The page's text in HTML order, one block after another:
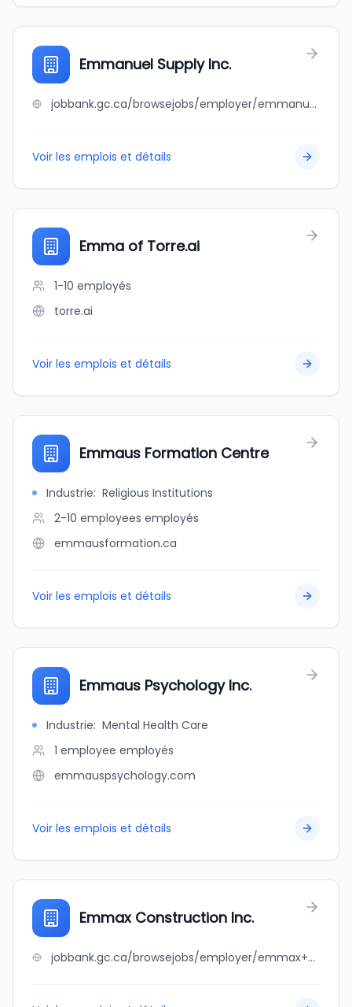
Emmanuel Supply Inc.
jobbank.gc.ca/browsejobs/employer/emmanuel+supply+inc./ca
Voir les emplois et détails
Emma of Torre.ai
1-10 employés
torre.ai
Voir les emplois et détails
Emmaus Formation Centre
Industrie: Religious Institutions
2-10 employees employés
emmausformation.ca
Voir les emplois et détails
Emmaus Psychology Inc.
Industrie: Mental Health Care
1 employee employés
emmauspsychology.com
Voir les emplois et détails
Emmax Construction Inc.
jobbank.gc.ca/browsejobs/employer/emmax+construction+inc./ca